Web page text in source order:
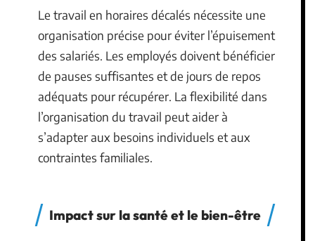
Le travail en horaires décalés nécessite une
organisation précise pour éviter l’épuisement
des salariés. Les employés doivent bénéficier
de pauses suffisantes et de jours de repos
adéquats pour récupérer. La flexibilité dans
l’organisation du travail peut aider à
s’adapter aux besoins individuels et aux
contraintes familiales.
Impact sur la santé et le bien-être